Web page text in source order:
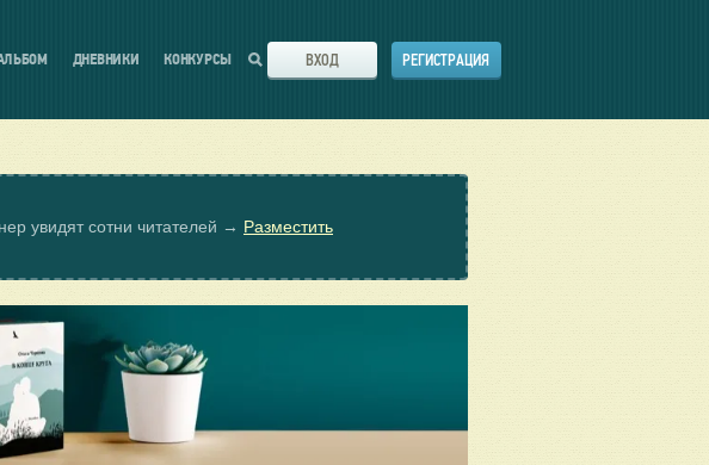
ДНЕВНИКИ КОНКУРСЫ ВХОД РЕГИСТРАЦИЯ
увидят сотни читателей → Разместить